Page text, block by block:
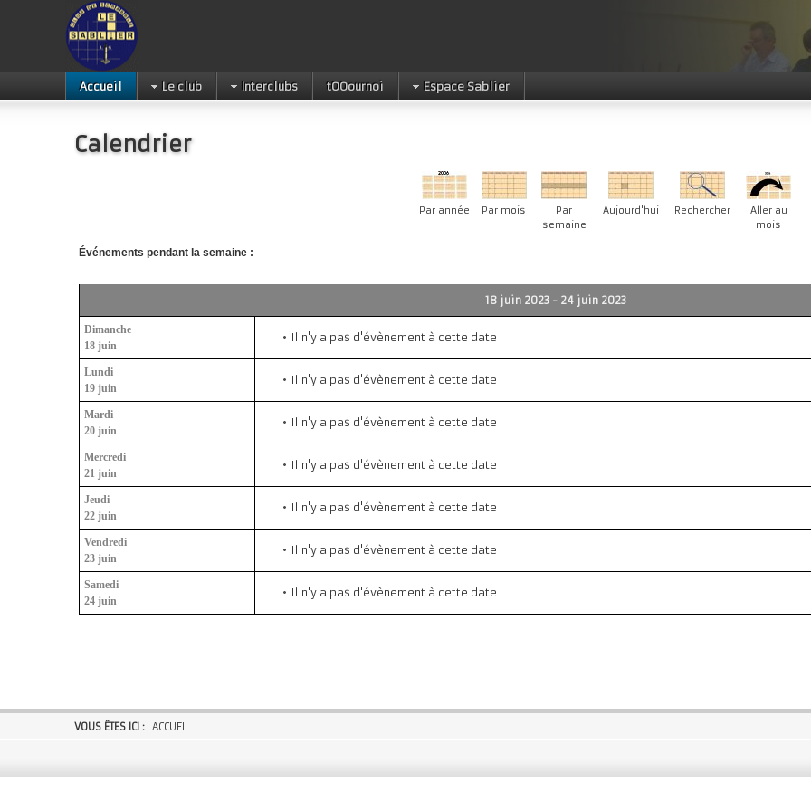
Accueil Le club Interclubs tOOournoi Espace Sablier
Calendrier
Par année Par mois
Par
semaine
Aujourd'hui Rechercher
Aller au
mois
Événements pendant la semaine :
18 juin 2023 - 24 juin 2023
Dimanche
18 juin
Il n'y a pas d'évènement à cette date
Lundi
19 juin
Il n'y a pas d'évènement à cette date
Mardi
20 juin
Il n'y a pas d'évènement à cette date
Mercredi
21 juin
Il n'y a pas d'évènement à cette date
Jeudi
22 juin
Il n'y a pas d'évènement à cette date
Vendredi
23 juin
Il n'y a pas d'évènement à cette date
Samedi
24 juin
Il n'y a pas d'évènement à cette date
VOUS ÊTES ICI : ACCUEIL